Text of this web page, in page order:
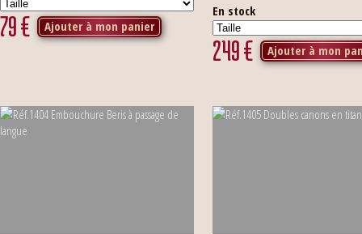
79€ Ajouter à mon panier
En stock
249€ Ajouter à mon